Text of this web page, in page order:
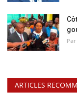
Par
ARTICLES